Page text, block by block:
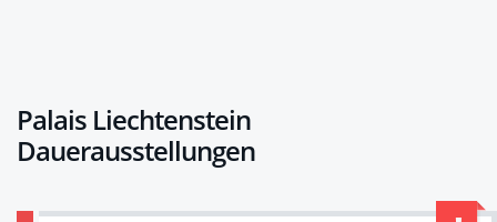
Palais Liechtenstein
Dauerausstellungen